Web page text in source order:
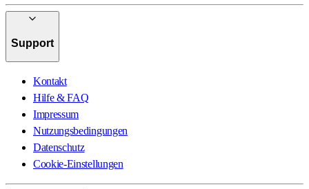
Support
Kontakt
Hilfe & FAQ
Impressum
Nutzungsbedingungen
Datenschutz
Cookie-Einstellungen